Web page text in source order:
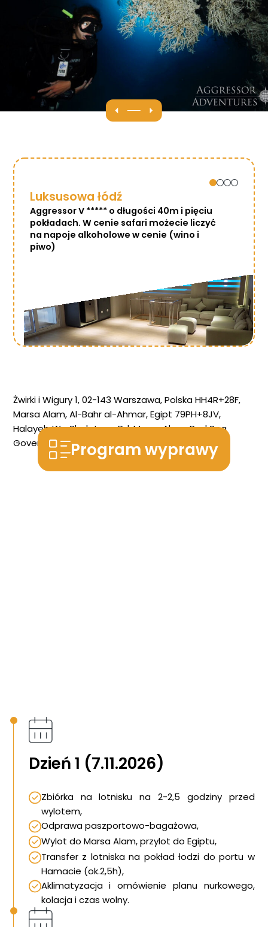
Luksusowa łódź
Aggressor V ***** o długości 40m i pięciu
pokładach. W cenie safari możecie liczyć
na napoje alkoholowe w cenie (wino i
piwo)
Żwirki i Wigury 1, 02-143 Warszawa, PolskaHH4R+28F,
Marsa Alam, Al-Bahr al-Ahmar, Egipt 79PH+8JV,
Halayeb We Shalateen Rd, Marsa Alam, Red Sea
Governorate, EgiptProgram wyprawy
Dzień 1 (7.11.2026)
Zbiórka na lotnisku na 2-2,5 godziny przed
wylotem,
Odprawa paszportowo-bagażowa,
Wylot do Marsa Alam, przylot do Egiptu,
Transfer z lotniska na pokład łodzi do portu w
Hamacie (ok.2,5h),
Aklimatyzacja i omówienie planu nurkowego,
kolacja i czas wolny.